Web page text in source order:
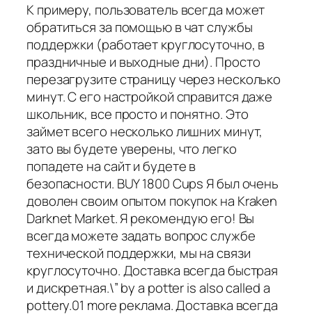
К примеру, пользователь всегда может
обратиться за помощью в чат службы
поддержки (работает круглосуточно, в
праздничные и выходные дни). Просто
перезагрузите страницу через несколько
минут. С его настройкой справится даже
школьник, все просто и понятно. Это
займет всего несколько лишних минут,
зато вы будете уверены, что легко
попадете на сайт и будете в
безопасности. BUY 1800 Cups Я был очень
доволен своим опытом покупок на Kraken
Darknet Market. Я рекомендую его! Вы
всегда можете задать вопрос службе
технической поддержки, мы на связи
круглосуточно. Доставка всегда быстрая
и дискретная.\” by a potter is also called a
pottery.01 more реклама. Доставка всегда